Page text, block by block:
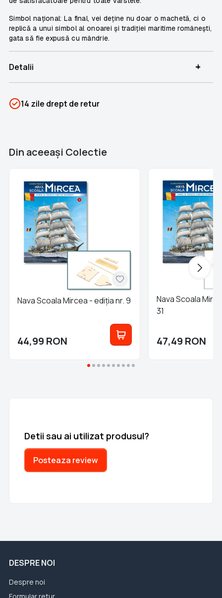
Simbol național: La final, vei deține nu doar o machetă, ci o
replică a unui simbol al onoarei și tradiției maritime românești,
gata să fie expusă cu mândrie.
Detalii +
Categorii
Nava Școală Mircea
14 zile drept de retur
Din aceeaşi Colectie
Nava Scoala Mircea - ediția nr. 9
44,99 RON
Nava Scoala
31
47,49 RON
Detii sau ai utilizat produsul?
Posteaza review
DESPRE NOI
Despre noi